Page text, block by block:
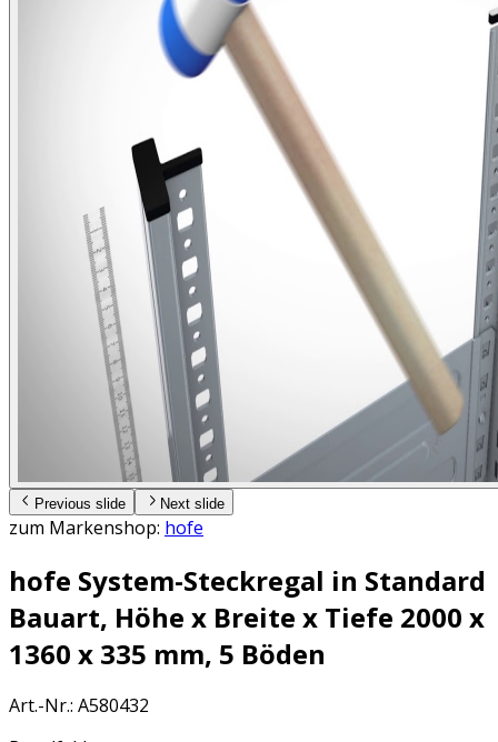
Previous slide Next slide
zum Markenshop: hofe
hofe System-Steckregal in Standard
Bauart, Höhe x Breite x Tiefe 2000 x
1360 x 335 mm, 5 Böden
Art.-Nr.: A580432